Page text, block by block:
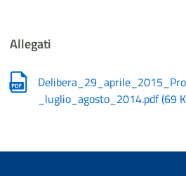
Allegati
_luglio_agosto_2014.pdf(69